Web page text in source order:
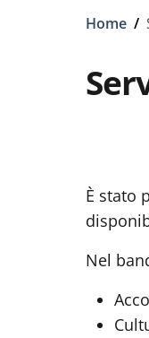
Home /
È stato
Nel